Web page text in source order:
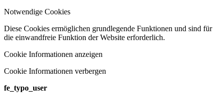
Notwendige Cookies
Diese Cookies ermöglichen grundlegende Funktionen und sind für
die einwandfreie Funktion der Website erforderlich.
Cookie Informationen anzeigen
Cookie Informationen verbergen
fe_typo_user